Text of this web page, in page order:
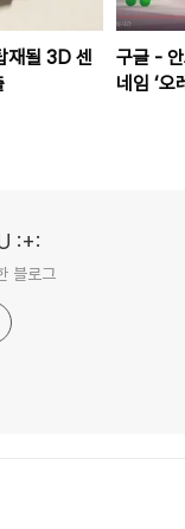
재될 3D 센
구글 -
네임 ‘오
:+:
블로그